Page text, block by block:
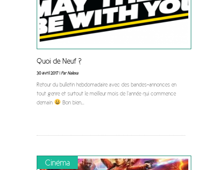
Quoi de Neuf ?
30 avril 2017 |Par Nalexa
Retour du bulletin hebdomadaire avec des bandes-annonces en
tout genre et surtout le meilleur mois de l’année qui commence
demain
Bon bien...
Cinéma